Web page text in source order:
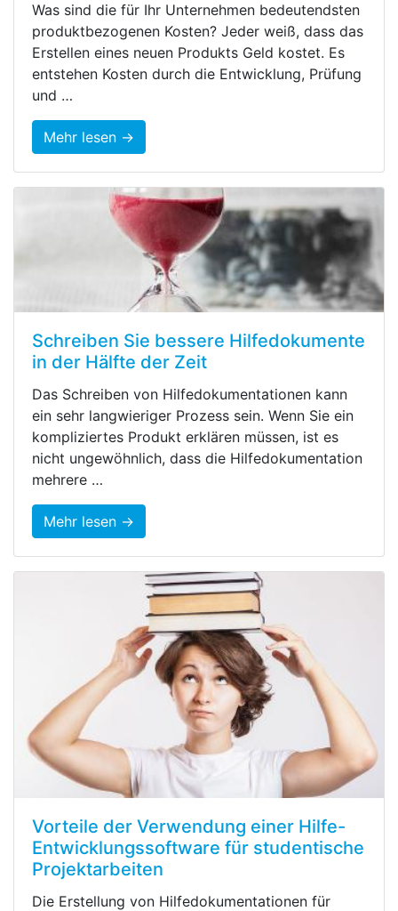
Was sind die für Ihr Unternehmen bedeutendsten
produktbezogenen Kosten? Jeder weiß, dass das
Erstellen eines neuen Produkts Geld kostet. Es
entstehen Kosten durch die Entwicklung, Prüfung
und …
Mehr lesen →
Schreiben Sie bessere Hilfedokumente
in der Hälfte der Zeit
Das Schreiben von Hilfedokumentationen kann
ein sehr langwieriger Prozess sein. Wenn Sie ein
kompliziertes Produkt erklären müssen, ist es
nicht ungewöhnlich, dass die Hilfedokumentation
mehrere …
Mehr lesen →
Vorteile der Verwendung einer Hilfe-
Entwicklungssoftware für studentische
Projektarbeiten
Die Erstellung von Hilfedokumentationen für